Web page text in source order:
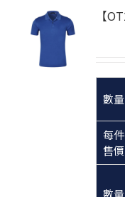
【
數量
每件
售價
數量